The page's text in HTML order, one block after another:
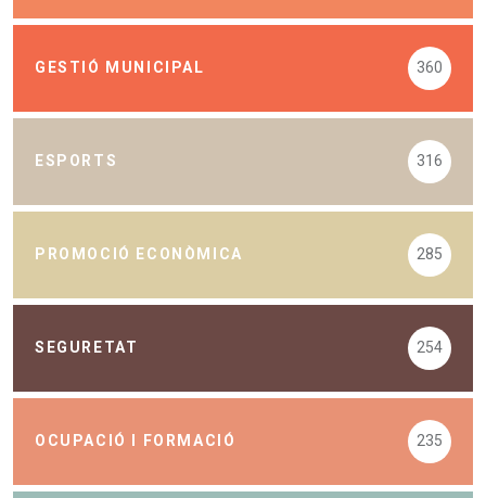
GESTIÓ MUNICIPAL 360
ESPORTS 316
PROMOCIÓ ECONÒMICA 285
SEGURETAT 254
OCUPACIÓ I FORMACIÓ 235